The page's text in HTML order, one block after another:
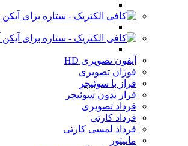
آیفون تصویری HD
فوژان تصویری
فراز با سوئیچر
فراز بدون سوئیچر
فرداد تصویری
فرداد کارتی
فرداد لمسی کارتی
مانیتور